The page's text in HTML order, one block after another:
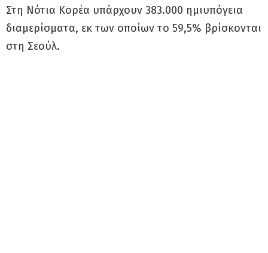
Στη Νότια Κορέα υπάρχουν 383.000 ημιυπόγεια
διαμερίσματα, εκ των οποίων το 59,5% βρίσκονται
στη Σεούλ.